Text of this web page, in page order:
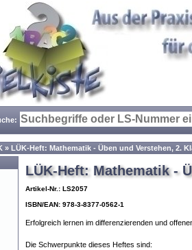
» LÜK-Heft: Mathematik - Üben und Verstehen, 2.
LÜK-Heft: Mathematik -
Artikel-Nr.: LS2057
ISBN/EAN: 978-3-8377-0562-1
Erfolgreich lernen im differenzierenden und
Die Schwerpunkte dieses Heftes sind: